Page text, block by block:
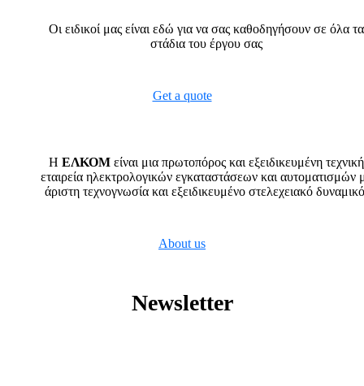
Οι ειδικοί μας είναι εδώ για να σας καθοδηγήσουν σε όλα τα
στάδια του έργου σας
Get a quote
H ΕΛΚΟΜ είναι μια πρωτοπόρος και εξειδικευμένη τεχνική
εταιρεία ηλεκτρολογικών εγκαταστάσεων και αυτοματισμών
άριστη τεχνογνωσία και εξειδικευμένο στελεχειακό
About us
Newsletter